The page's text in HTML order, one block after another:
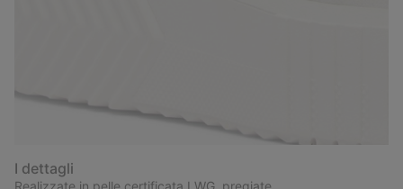
I dettagli
Realizzate in pelle certificata LWG, pregiate